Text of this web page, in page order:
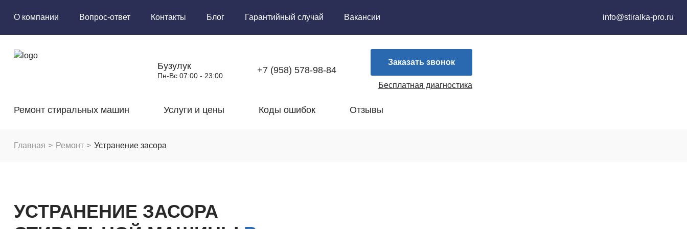
О компании Вопрос-ответ Контакты Блог Гарантийный случай Вакансии info@stiralka-pro.ru
Бузулук
Пн-Вс 07:00 - 23:00
+7 (958) 578-98-84
Заказать звонок
Бесплатная диагностика
Ремонт стиральных машин Услуги и цены Коды ошибок Отзывы
Главная Ремонт Устранение засора
УСТРАНЕНИЕ ЗАСОРА